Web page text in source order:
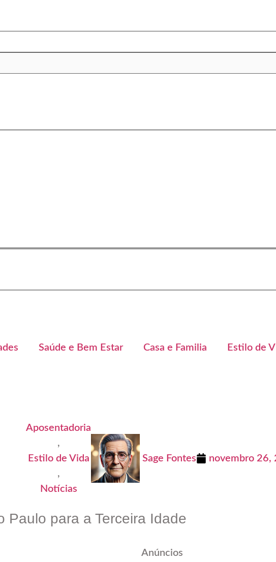
Saúde e Bem Estar Casa e Familia Estilo de
Aposentadoria
,
Estilo de Vida
,
Notícias
Sage Fontes novembro 26,
Paulo para a Terceira Idade
Anúncios